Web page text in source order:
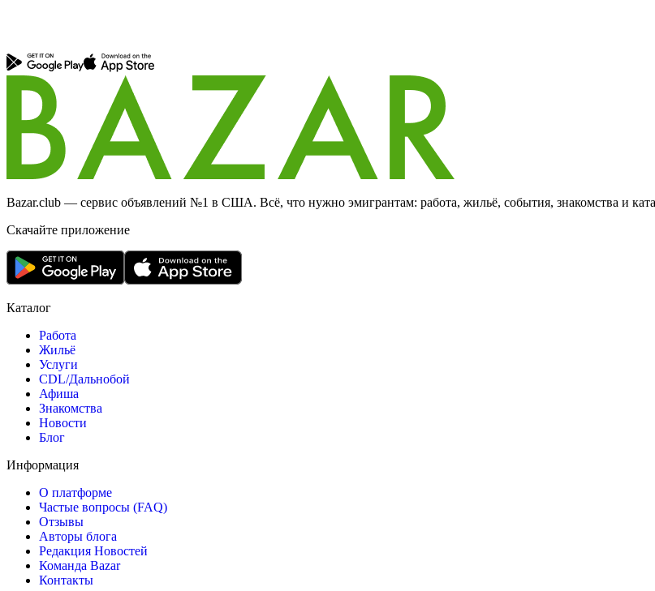
Bazar.club — сервис объявлений №1 в США. Всё, что нужно эмигрантам: работа, жильё, события, знакомства и
Скачайте приложение
Каталог
Работа
Жильё
Услуги
CDL/Дальнобой
Афиша
Знакомства
Новости
Блог
Информация
О платформе
Частые вопросы (FAQ)
Отзывы
Авторы блога
Редакция Новостей
Команда Bazar
Контакты